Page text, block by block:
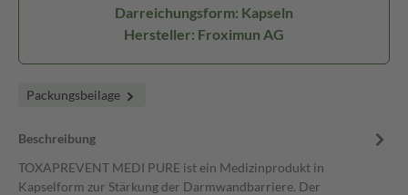
Darreichungsform: Kapseln
Hersteller: Froximun AG
Packungsbeilage
Beschreibung
TOXAPREVENT MEDI PURE ist ein Medizinprodukt in
Kapselform zur Stärkung der Darmwandbarriere. Der